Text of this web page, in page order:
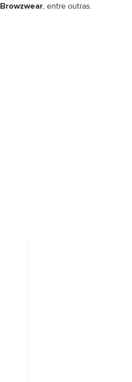
Browzwear, entre outras.